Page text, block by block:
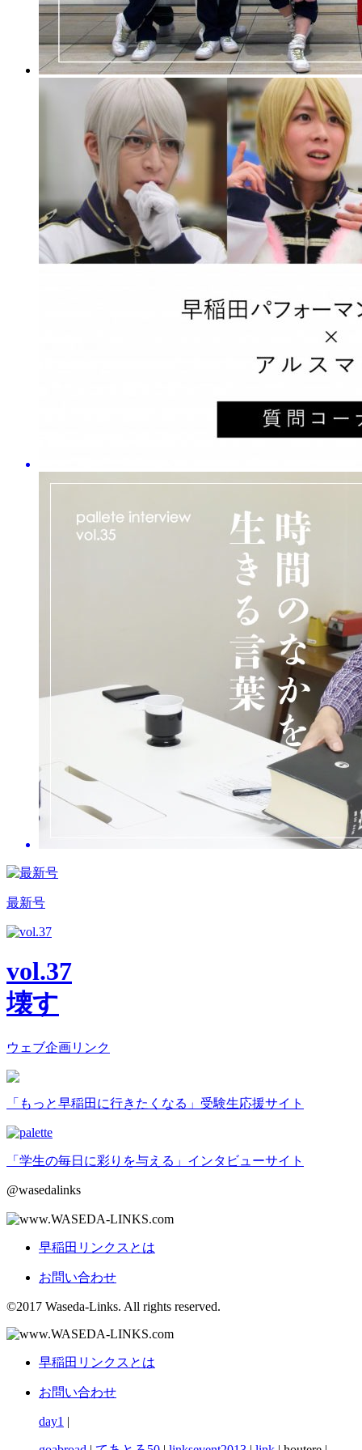
最新号
vol.37
壊す
ウェブ企画リンク
「もっと早稲田に行きたくなる」受験生応援サイト
「学生の毎日に彩りを与える」インタビューサイト
@wasedalinks
早稲田リンクスとは
お問い合わせ
©2017 Waseda-Links. All rights reserved.
早稲田リンクスとは
お問い合わせ
day1 |